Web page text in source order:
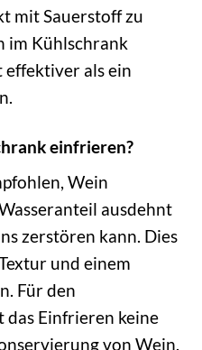
mit Sauerstoff zu
im Kühlschrank
effektiver als ein
einfrieren?
Wein
ausdehnt
zerstören kann. Dies
und einem
Für den
das Einfrieren keine
von Wein.